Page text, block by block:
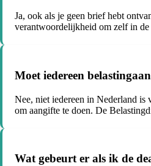
Ja, ook als je geen brief hebt
verantwoordelijkheid om zelf in de
Moet iedereen
Nee, niet iedereen in Nederland is
om aangifte te doen. De
Wat gebeurt er als ik de